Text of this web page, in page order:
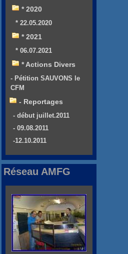
* 2020
* 22.05.2020
* 2021
* 06.07.2021
* Actions Divers
- Pétition SAUVONS le
CFM
- Reportages
- début juillet.2011
- 09.08.2011
-12.10.2011
Réseau AMFG